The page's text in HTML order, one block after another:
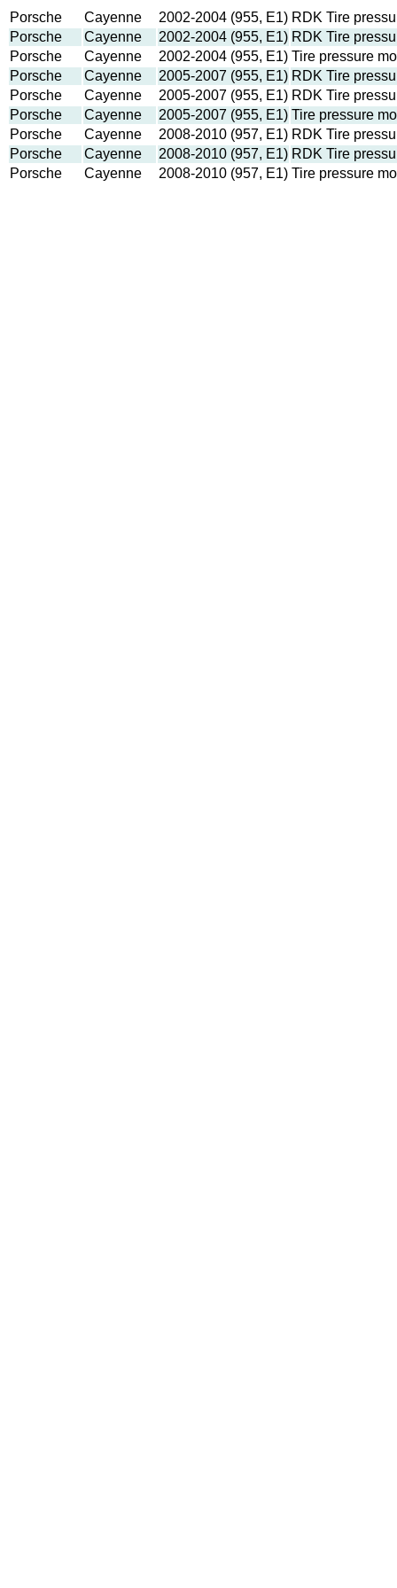
Porsche Cayenne 2002-2004 (955, E1) RDK Tire
Porsche
Cayenne 2002-2004 (955, E1) RDK Tire
Porsche
Cayenne 2002-2004 (955, E1) Tire pressure
Porsche
Cayenne 2005-2007 (955, E1) RDK Tire
Porsche
Cayenne 2005-2007 (955, E1) RDK Tire
Porsche
Cayenne 2005-2007 (955, E1) Tire pressure
Porsche
Cayenne 2008-2010 (957, E1) RDK Tire
Porsche
Cayenne 2008-2010 (957, E1) RDK Tire
Porsche
Cayenne 2008-2010 (957, E1) Tire pressure